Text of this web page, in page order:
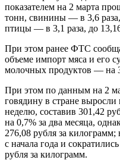
показателем на 2 марта
тонн, свинины — в 3,6
птицы — в 3,1 раза, до
При этом ранее ФТС
объеме импорт мяса и его
молочных продуктов — на
При этом по данным на 2
говядину в стране выросли
неделю, составив 301,42
на 0,7% за два месяца,
276,08 рубля за
с начала года и
рубля за килограмм.